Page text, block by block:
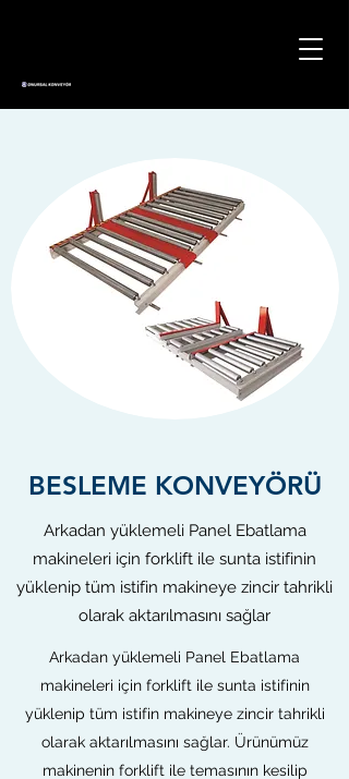
BESLEME KONVEYÖRÜ
Arkadan yüklemeli Panel Ebatlama
makineleri için forklift ile sunta istifinin
yüklenip tüm istifin makineye zincir tahrikli
olarak aktarılmasını sağlar
Arkadan yüklemeli Panel Ebatlama
makineleri için forklift ile sunta istifinin
yüklenip tüm istifin makineye zincir tahrikli
olarak aktarılmasını sağlar. Ürünümüz
makinenin forklift ile temasının kesilip